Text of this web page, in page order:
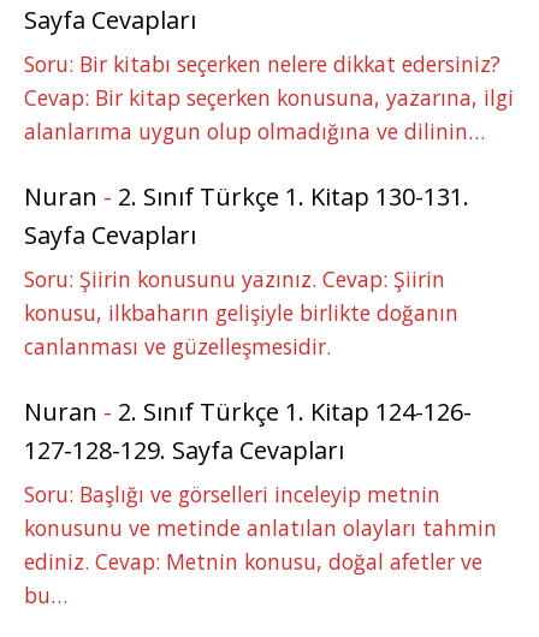
Sayfa Cevapları
Soru: Bir kitabı seçerken nelere dikkat edersiniz?
Cevap: Bir kitap seçerken konusuna, yazarına, ilgi
alanlarıma uygun olup olmadığına ve dilinin…
Nuran - 2. Sınıf Türkçe 1. Kitap 130-131.
Sayfa Cevapları
Soru: Şiirin konusunu yazınız. Cevap: Şiirin
konusu, ilkbaharın gelişiyle birlikte doğanın
canlanması ve güzelleşmesidir.
Nuran - 2. Sınıf Türkçe 1. Kitap 124-126-
127-128-129. Sayfa Cevapları
Soru: Başlığı ve görselleri inceleyip metnin
konusunu ve metinde anlatılan olayları tahmin
ediniz. Cevap: Metnin konusu, doğal afetler ve
bu…